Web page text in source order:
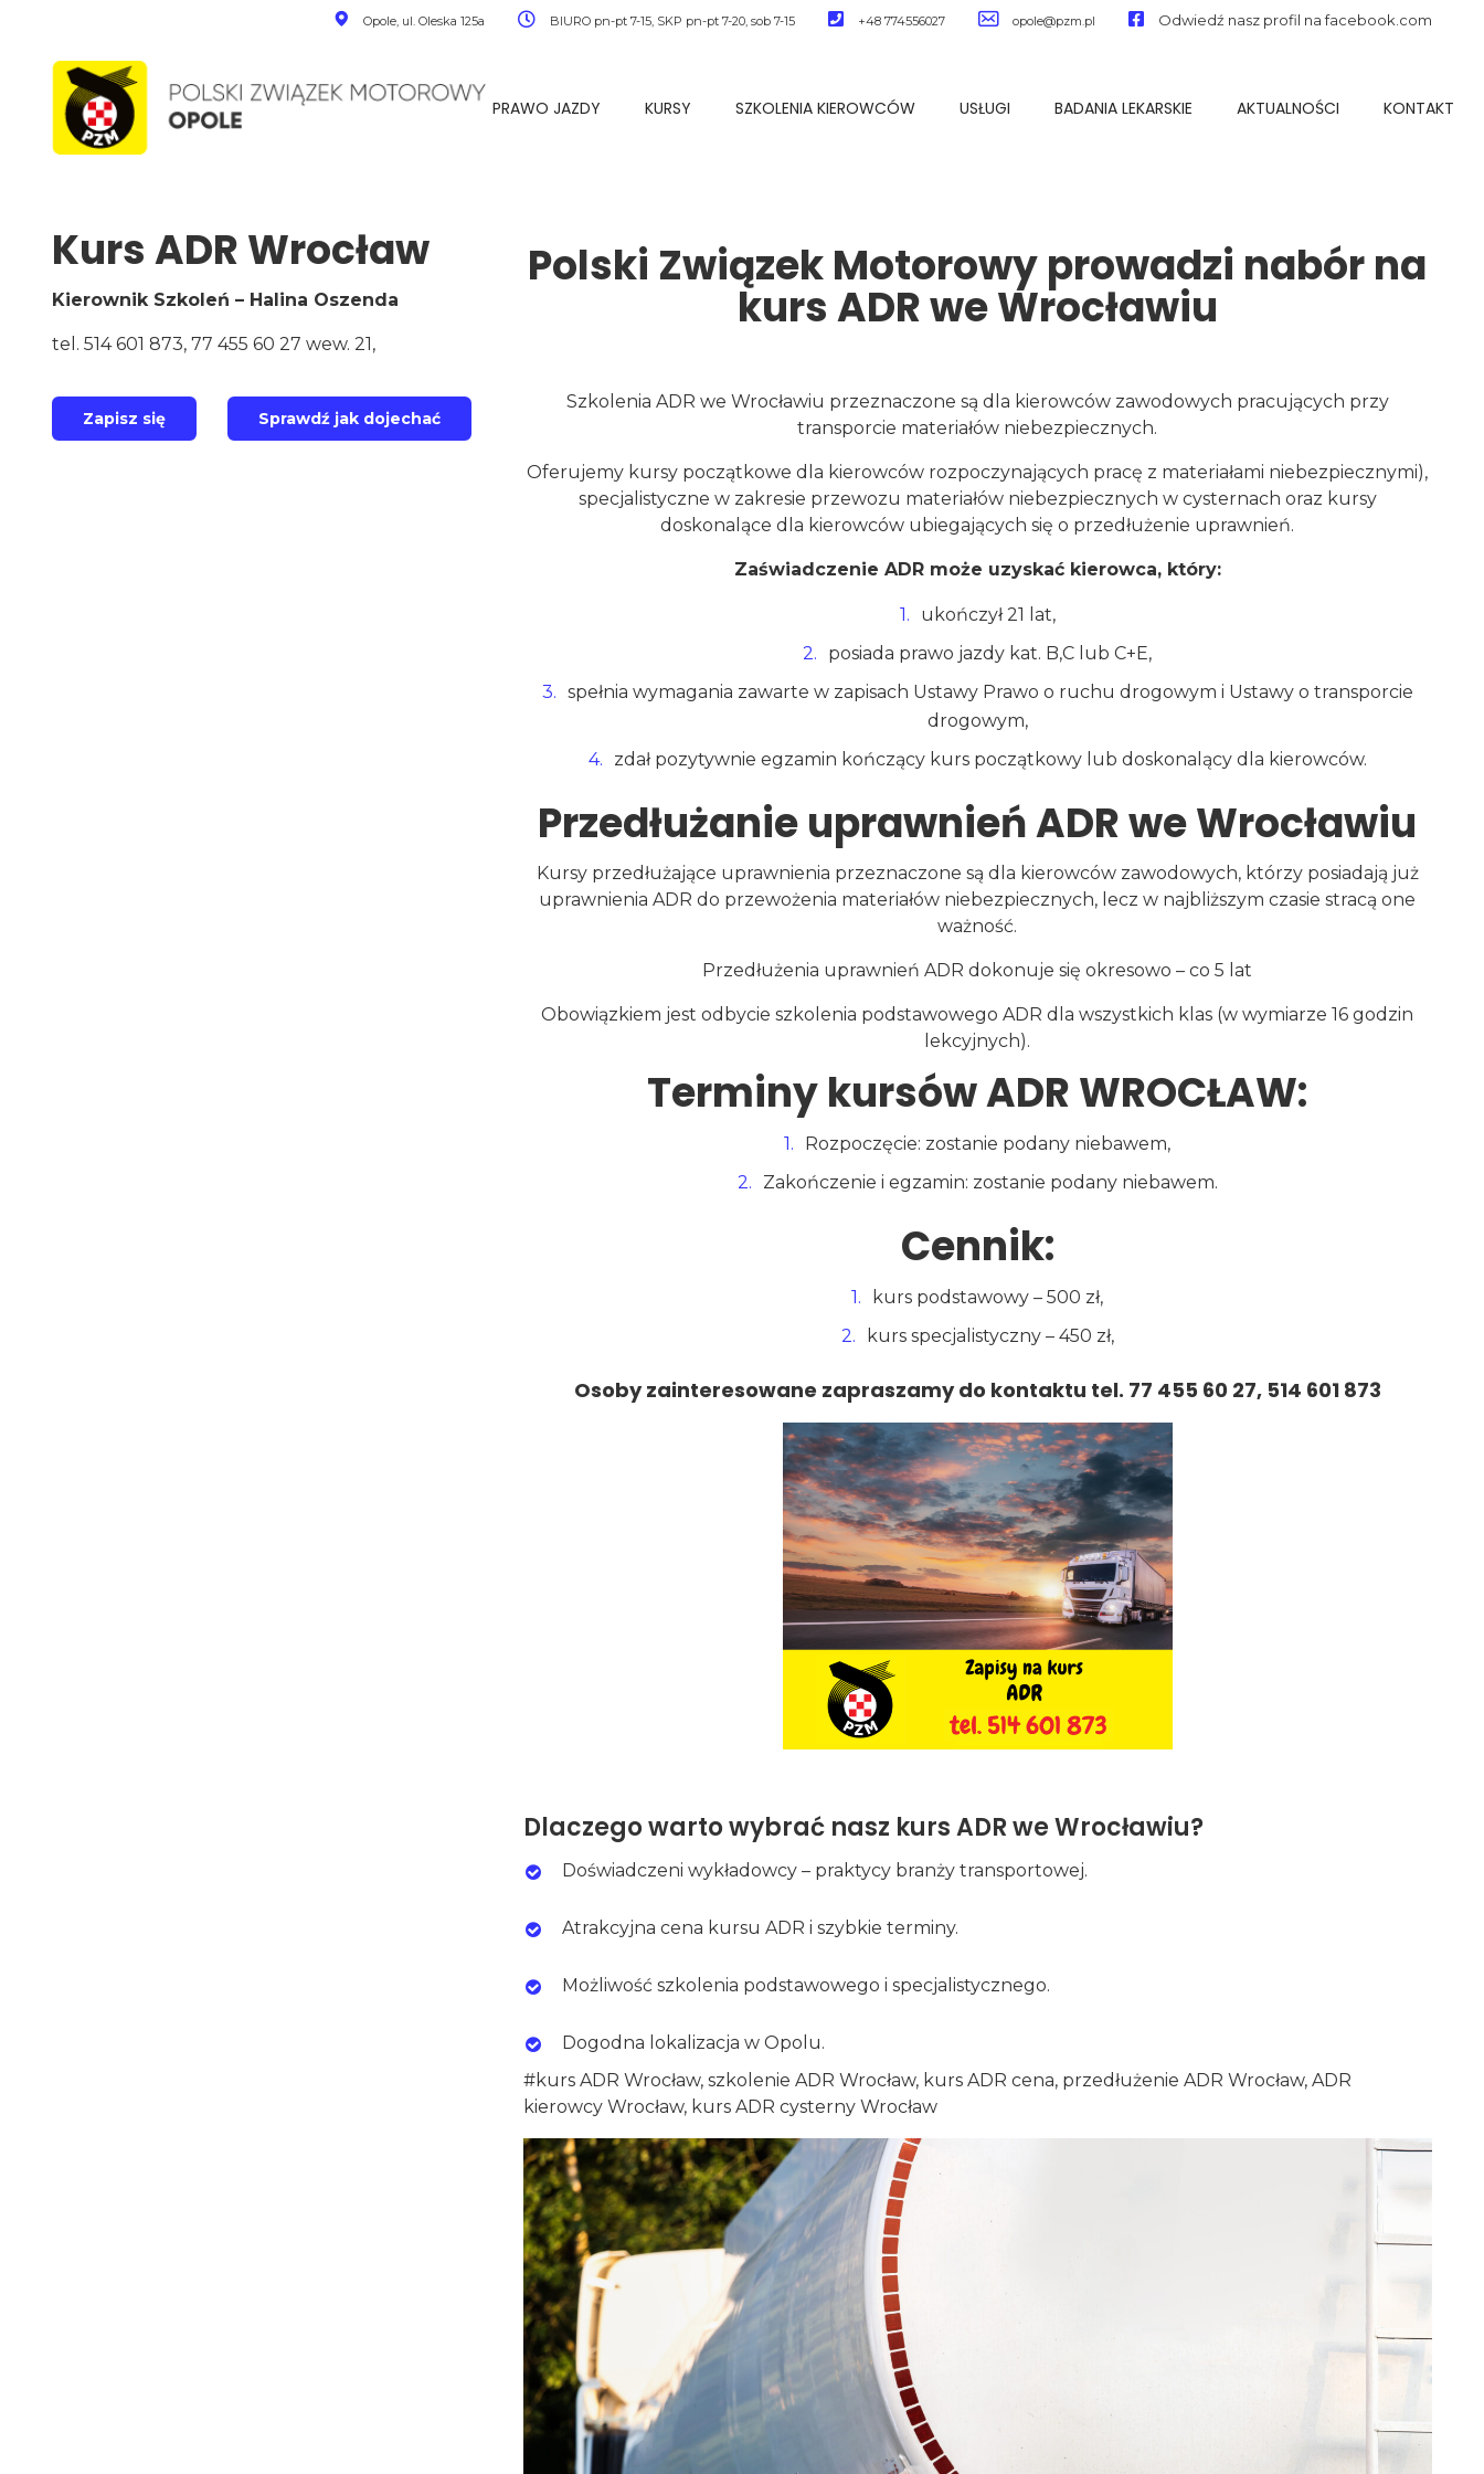
Opole, ul. Oleska 125a BIURO pn-pt 7-15, SKP pn-pt 7-20, sob 7-15 +48 774556027 opole@pzm.pl Odwiedź nasz profil na facebook.com
PRAWO JAZDY KURSY SZKOLENIA KIEROWCÓW USŁUGI BADANIA LEKARSKIE AKTUALNOŚCI KONTAKT
Kurs ADR Wrocław
Kierownik Szkoleń – Halina Oszenda
tel. 514 601 873, 77 455 60 27 wew. 21,
Zapisz się Sprawdź jak dojechać
Polski Związek Motorowy prowadzi nabór na
kurs ADR we Wrocławiu
Szkolenia ADR we Wrocławiu przeznaczone są dla kierowców zawodowych pracujących przy
transporcie materiałów niebezpiecznych.
Oferujemy kursy początkowe dla kierowców rozpoczynających pracę z materiałami niebezpiecznymi),
specjalistyczne w zakresie przewozu materiałów niebezpiecznych w cysternach oraz kursy
doskonalące dla kierowców ubiegających się o przedłużenie uprawnień.
Zaświadczenie ADR może uzyskać kierowca, który:
ukończył 21 lat,
posiada prawo jazdy kat. B,C lub C+E,
spełnia wymagania zawarte w zapisach Ustawy Prawo o ruchu drogowym i Ustawy o transporcie
drogowym,
zdał pozytywnie egzamin kończący kurs początkowy lub doskonalący dla kierowców.
Przedłużanie uprawnień ADR we Wrocławiu
Kursy przedłużające uprawnienia przeznaczone są dla kierowców zawodowych, którzy posiadają już
uprawnienia ADR do przewożenia materiałów niebezpiecznych, lecz w najbliższym czasie stracą one
ważność.
Przedłużenia uprawnień ADR dokonuje się okresowo – co 5 lat
Obowiązkiem jest odbycie szkolenia podstawowego ADR dla wszystkich klas (w wymiarze 16 godzin
lekcyjnych).
Terminy kursów ADR WROCŁAW:
Rozpoczęcie: zostanie podany niebawem,
Zakończenie i egzamin: zostanie podany niebawem.
Cennik:
kurs podstawowy – 500 zł,
kurs specjalistyczny – 450 zł,
Osoby zainteresowane zapraszamy do kontaktu tel. 77 455 60 27, 514 601 873
Dlaczego warto wybrać nasz kurs ADR we Wrocławiu?
Doświadczeni wykładowcy – praktycy branży transportowej.
Atrakcyjna cena kursu ADR i szybkie terminy.
Możliwość szkolenia podstawowego i specjalistycznego.
Dogodna lokalizacja w Opolu.
#kurs ADR Wrocław, szkolenie ADR Wrocław, kurs ADR cena, przedłużenie ADR Wrocław, ADR
kierowcy Wrocław, kurs ADR cysterny Wrocław